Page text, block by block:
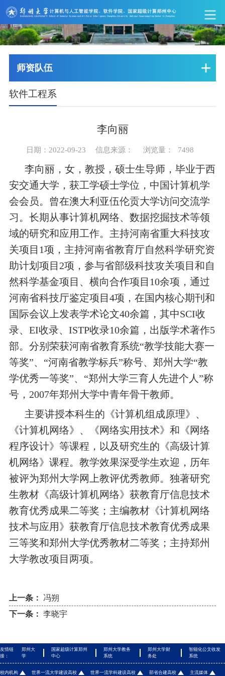
师资队伍
软件工程系
李向丽
日期：2022-09-23 信息来源： 浏览量： 7498
李向丽，女，教授，硕士生导师，毕业于西
安交通大学，获工学硕士学位，中国计算机学
会会员。曾在澳大利亚伍伦贡大学访问交流学
习。长期从事计算机网络、数据挖掘技术等领
域的研究和应用工作。主持河南省重大科技攻
关项目1项，主持河南省教育厅自然科学研究资
助计划项目2项，参与省部级科技攻关项目和自
然科学基金项目、横向合作项目10余项，通过
河南省科技厅鉴定项目4项，在国内核心期刊和
国际会议上发表学术论文40余篇，其中SCI收
录、EI收录、ISTP收录10余篇，出版学术著作5
部。分别荣获河南省教育系统“教学技能大赛一
等奖”、“河南省教学标兵”称号、郑州大学“教
学优秀一等奖”、“郑州大学三育人先进个人”称
号，2007年郑州大学中青年骨干教师。
主要讲授本科生的《计算机组成原理》、
《计算机网络》、《网络实用技术》和《网络
程序设计》等课程，以及研究生的《高级计算
机网络》课程。教学效果深受学生欢迎，历年
被评为郑州大学网上教评优秀教师。独著研究
生教材《高级计算机网络》获教育厅信息技术
教育优秀成果二等奖；主编教材《计算机网络
技术与应用》获教育厅信息技术教育优秀成果
三等奖和郑州大学优秀教材二等奖；主持郑州
大学教改项目两项。
上一条： 冯朔
下一条： 李晓宇
友情链
接：
郑州大
学
国家超级计算郑州
中心
郑州大学教务
系统
郑州大学财
务处
智能化公文收发
系统
校内机构 世界一流大学建设高校 世界一流学科建设高校 部省合建高校 主流媒体